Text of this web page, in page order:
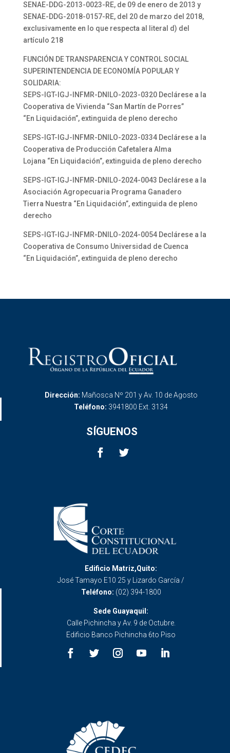
SENAE-DDG-2013-0023-RE, de 09 de enero de 2013 y
SENAE-DDG-2018-0157-RE, del 20 de marzo del 2018,
exclusivamente en lo que respecta al literal d) del
artículo 218
FUNCIÓN DE TRANSPARENCIA Y CONTROL SOCIAL
SUPERINTENDENCIA DE ECONOMÍA POPULAR Y
SOLIDARIA:
SEPS-IGT-IGJ-INFMR-DNILO-2023-0320 Declárese a la
Cooperativa de Vivienda “San Martín de Porres”
“En Liquidación”, extinguida de pleno derecho
SEPS-IGT-IGJ-INFMR-DNILO-2023-0334 Declárese a la
Cooperativa de Producción Cafetalera Alma
Lojana “En Liquidación”, extinguida de pleno derecho
SEPS-IGT-IGJ-INFMR-DNILO-2024-0043 Declárese a la
Asociación Agropecuaria Programa Ganadero
Tierra Nuestra “En Liquidación”, extinguida de pleno
derecho
SEPS-IGT-IGJ-INFMR-DNILO-2024-0054 Declárese a la
Cooperativa de Consumo Universidad de Cuenca
“En Liquidación”, extinguida de pleno derecho
Dirección: Mañosca Nº 201 y Av. 10 de Agosto
Teléfono: 3941800 Ext. 3134
SÍGUENOS
Edificio Matriz,Quito:
José Tamayo E10 25 y Lizardo García /
Teléfono: (02) 394-1800
Sede Guayaquil:
Calle Pichincha y Av. 9 de Octubre.
Edificio Banco Pichincha 6to Piso